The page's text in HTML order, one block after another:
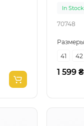
In Stock
70748
Размеры
41
42
1 599 ₴